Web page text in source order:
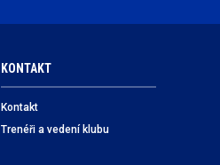
KONTAKT
Kontakt
Trenéři a vedení klubu